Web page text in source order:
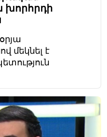
խորհրդի
մեկնել է